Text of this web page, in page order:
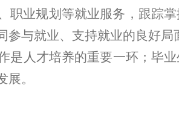
职业规划等就业服务，跟踪
与就业、支持就业的良好局
是人才培养的重要一环；毕
。